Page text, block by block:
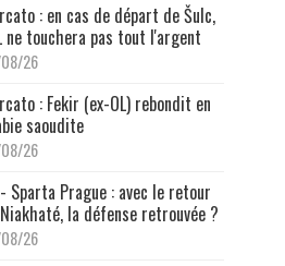
: en cas de départ de Šulc,
ne touchera pas tout l'argent
26
: Fekir (ex-OL) rebondit en
saoudite
26
Sparta Prague : avec le retour
la défense retrouvée ?
26